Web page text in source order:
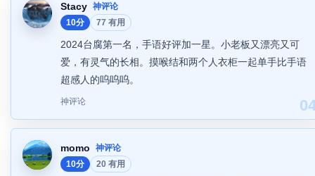
Stacy 神评论
10分
77 有用
2024台腐第一名，手语好评加一星。小老板又漂亮又可
爱，有灵气的长相。摸喉结和两个人衣柜一起单手比手语
超感人的呜呜呜。
神评论
momo
神评论
10分
20 有用